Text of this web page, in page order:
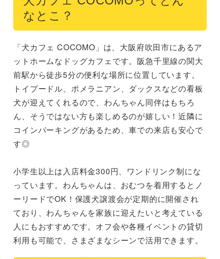
なとこ？
「犬カフェ COCOMO」は、大阪府吹田市にあるア
ットホームなドッグカフェです。阪急千里線の関大
前駅から徒歩5分の便利な場所に位置しています。
トイプードル、ポメラニアン、ダックスなどの看板
犬が迎えてくれるので、わんちゃん同伴はもちろ
ん、そうではない方も楽しめるのが嬉しい！近隣に
コインパーキングがあるため、車での来店も安心で
す◎
小学生以上は入店料金300円、ワンドリンク制にな
っています。わんちゃんは、おむつを着用するとノ
ーリードでOK！保護犬譲渡会が定期的に開催され
ており、わんちゃんを家族に迎えたいと考えている
人にもおすすめです。オフ会や各種イベントの貸切
利用も可能で、さまざまなシーンで活用できます。